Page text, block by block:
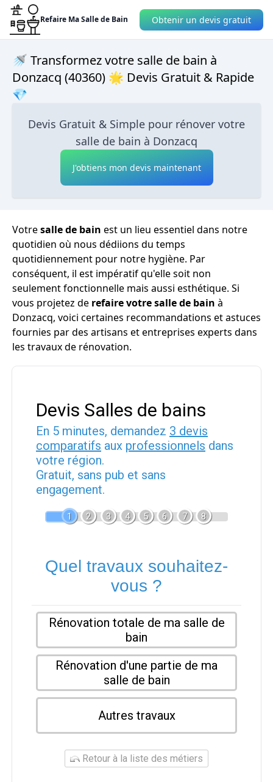
Refaire Ma Salle de Bain Obtenir un devis gratuit
🚿 Transformez votre salle de bain à
Donzacq (40360) 🌟 Devis Gratuit & Rapide
💎
Devis Gratuit & Simple pour rénover votre
salle de bain à Donzacq
J'obtiens mon devis maintenant
Votresalle de bain est un lieu essentiel dans notre
quotidien où nous dédiions du temps
quotidiennement pour notre hygiène. Par
conséquent, il est impératif qu'elle soit non
seulement fonctionnelle mais aussi esthétique. Si
vous projetez de refaire votre salle de bain à
Donzacq, voici certaines recommandations et astuces
fournies par des artisans et entreprises experts dans
les travaux de rénovation.
Devis Salles de bains
En 5 minutes, demandez 3 devis
comparatifs aux professionnels dans
votre région.
Gratuit, sans pub et sans
engagement.
1 2 3 4 5 6 7 8
Quel travaux souhaitez-
vous ?
Rénovation totale de ma salle de
bain
Rénovation d'une partie de ma
salle de bain
Autres travaux
Retour à la liste des métiers